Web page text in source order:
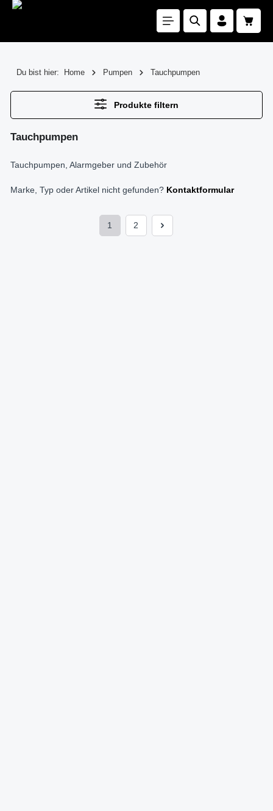
Du bist hier: Home Pumpen Tauchpumpen
Produkte filtern
Tauchpumpen
Tauchpumpen, Alarmgeber und Zubehör
Marke, Typ oder Artikel nicht gefunden? Kontaktformular
Seite
1
Seite
2